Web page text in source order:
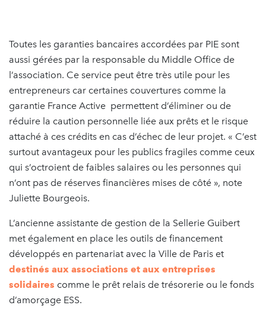
Toutes les garanties bancaires accordées par PIE sont
aussi gérées par la responsable du Middle Office de
l’association. Ce service peut être très utile pour les
entrepreneurs car certaines couvertures comme la
garantie France Active permettent d’éliminer ou de
réduire la caution personnelle liée aux prêts et le risque
attaché à ces crédits en cas d’échec de leur projet. « C’est
surtout avantageux pour les publics fragiles comme ceux
qui s’octroient de faibles salaires ou les personnes qui
n’ont pas de réserves financières mises de côté », note
Juliette Bourgeois.
L’ancienne assistante de gestion de la Sellerie Guibert
met également en place les outils de financement
développés en partenariat avec la Ville de Paris et
destinés aux associations et aux entreprises
solidaires comme le prêt relais de trésorerie ou le fonds
d’amorçage ESS.